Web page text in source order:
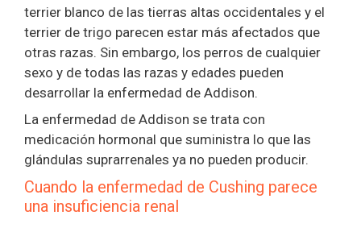
terrier blanco de las tierras altas occidentales y el
terrier de trigo parecen estar más afectados que
otras razas. Sin embargo, los perros de cualquier
sexo y de todas las razas y edades pueden
desarrollar la enfermedad de Addison.
La enfermedad de Addison se trata con
medicación hormonal que suministra lo que las
glándulas suprarrenales ya no pueden producir.
Cuando la enfermedad de Cushing parece
una insuficiencia renal